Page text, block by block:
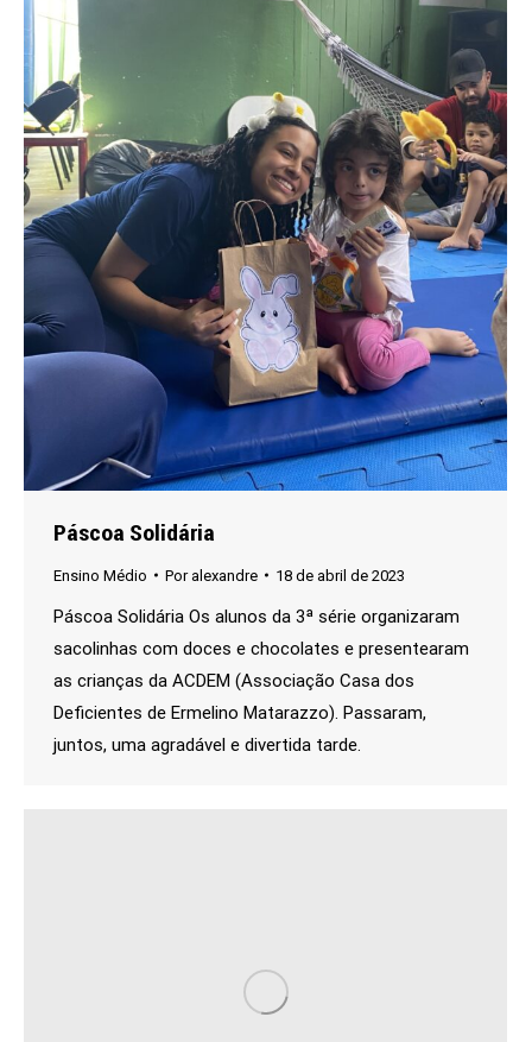
Páscoa Solidária
Ensino Médio Poralexandre 18 de abril de 2023
Páscoa Solidária Os alunos da 3ª série organizaram
sacolinhas com doces e chocolates e presentearam
as crianças da ACDEM (Associação Casa dos
Deficientes de Ermelino Matarazzo). Passaram,
juntos, uma agradável e divertida tarde.